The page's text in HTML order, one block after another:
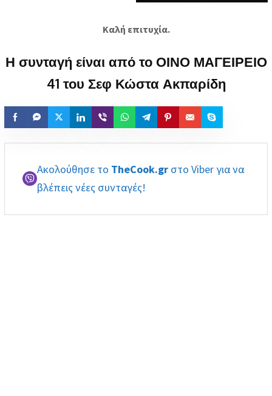
Καλή επιτυχία.
Η συνταγή είναι από το ΟΙΝΟ ΜΑΓΕΙΡΕΙΟ
41 του Σεφ Κώστα Ακπαρίδη
Ακολούθησε το TheCook.grστο Viber για να
βλέπεις νέες συνταγές!